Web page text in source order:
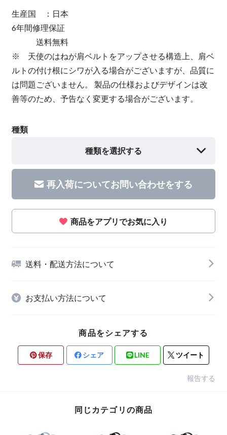
生産国 ：日本
6年間修理保証
送料無料
※ 天使のはねが肩ベルトをアップさせる構造上、肩ベ
ルトの付け根にシワが入る場合がございますが、品質に
は問題ございません。 製品の仕様およびデザインは改
善等のため、予告なく変更する場合がございます。
種類
種類を選択する
再入荷についてお問い合わせをする
商品をアプリでお気に入り
送料・配送方法について
お支払い方法について
商品をシェアする
保存 シェア LINE ツイート
報告する
同じカテゴリの商品